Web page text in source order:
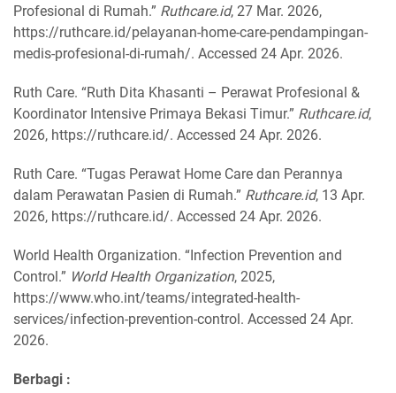
Profesional di Rumah.” Ruthcare.id, 27 Mar. 2026,
https://ruthcare.id/pelayanan-home-care-pendampingan-
medis-profesional-di-rumah/. Accessed 24 Apr. 2026.
Ruth Care. “Ruth Dita Khasanti – Perawat Profesional &
Koordinator Intensive Primaya Bekasi Timur.” Ruthcare.id,
2026, https://ruthcare.id/. Accessed 24 Apr. 2026.
Ruth Care. “Tugas Perawat Home Care dan Perannya
dalam Perawatan Pasien di Rumah.” Ruthcare.id, 13 Apr.
2026, https://ruthcare.id/. Accessed 24 Apr. 2026.
World Health Organization. “Infection Prevention and
Control.” World Health Organization, 2025,
https://www.who.int/teams/integrated-health-
services/infection-prevention-control. Accessed 24 Apr.
2026.
Berbagi :